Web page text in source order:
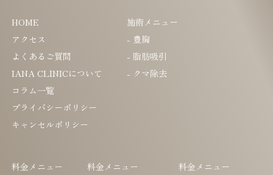
HOME
アクセス
よくあるご質問
IANA CLINICについて
コラム一覧
プライバシーポリシー
キャンセルポリシー
施術メニュー
- 豊胸
- 脂肪吸引
- クマ除去
料金メニュー
料金メニュー
料金メニュー